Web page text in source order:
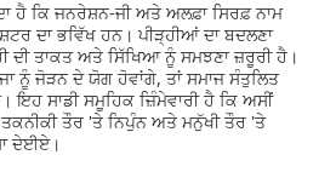
ਹੈ ਕਿ ਜਨਰੇਸ਼ਨ-ਜੀ ਅਤੇ ਅਲਫ਼ਾ ਸਿਰਫ਼ ਨਾਮ
ਦਾ ਭਵਿੱਖ ਹਨ। ਪੀੜ੍ਹੀਆਂ ਦਾ ਬਦਲਣਾ
ਦੀ ਤਾਕਤ ਅਤੇ ਸਿੱਖਿਆ ਨੂੰ ਸਮਝਣਾ ਜ਼ਰੂਰੀ ਹੈ।
ਨੂੰ ਜੋੜਨ ਦੇ ਯੋਗ ਹੋਵਾਂਗੇ, ਤਾਂ ਸਮਾਜ ਸੰਤੁਲਿਤ
ਇਹ ਸਾਡੀ ਸਮੂਹਿਕ ਜ਼ਿੰਮੇਵਾਰੀ ਹੈ ਕਿ ਅਸੀਂ
ਤੌਰ 'ਤੇ ਨਿਪੁੰਨ ਅਤੇ ਮਨੁੱਖੀ ਤੌਰ 'ਤੇ
ਦੇਈਏ।